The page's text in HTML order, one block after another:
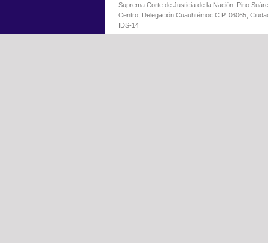
Suprema Corte de Justicia de la Nación: Pino
Centro, Delegación Cuauhtémoc C.P. 06065,
IDS-14